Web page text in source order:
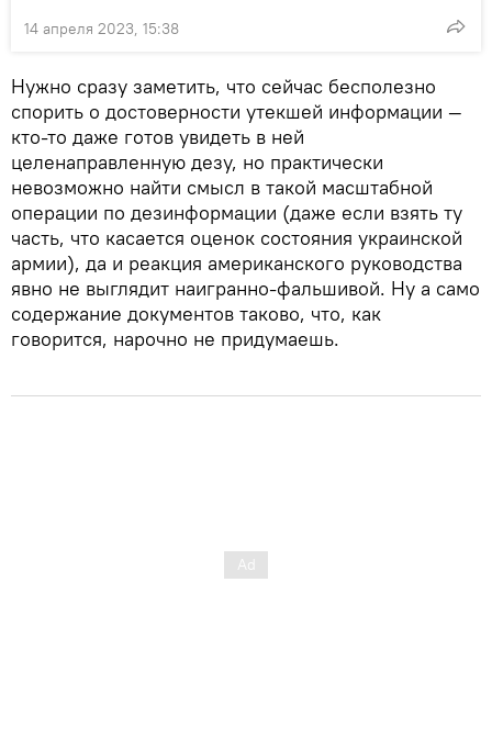
14 апреля 2023, 15:38
Нужно сразу заметить, что сейчас бесполезно
спорить о достоверности утекшей информации —
кто-то даже готов увидеть в ней
целенаправленную дезу, но практически
невозможно найти смысл в такой масштабной
операции по дезинформации (даже если взять ту
часть, что касается оценок состояния украинской
армии), да и реакция американского руководства
явно не выглядит наигранно-фальшивой. Ну а само
содержание документов таково, что, как
говорится, нарочно не придумаешь.